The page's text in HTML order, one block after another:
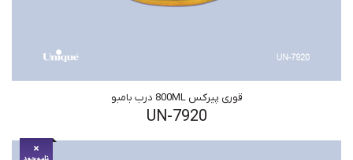
قوری پیرکس 800ML درب بامبو
UN-7920